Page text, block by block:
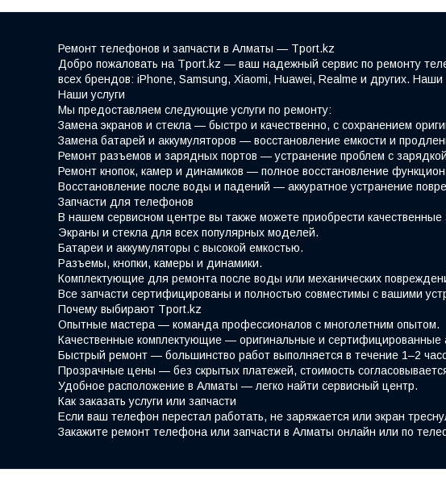
Ремонт телефонов и запчасти в Алматы — Tport.kz
Добро пожаловать на Tport.kz — ваш надежный сервис по ремонту
всех брендов: iPhone, Samsung, Xiaomi, Huawei, Realme и других.
Наши услуги
Мы предоставляем следующие услуги по ремонту:
Замена экранов и стекла — быстро и качественно, с сохранением
Замена батарей и аккумуляторов — восстановление емкости и
Ремонт разъемов и зарядных портов — устранение проблем с
Ремонт кнопок, камер и динамиков — полное восстановление
Восстановление после воды и падений — аккуратное устранение
Запчасти для телефонов
В нашем сервисном центре вы также можете приобрести качественные
Экраны и стекла для всех популярных моделей.
Батареи и аккумуляторы с высокой емкостью.
Разъемы, кнопки, камеры и динамики.
Комплектующие для ремонта после воды или механических
Все запчасти сертифицированы и полностью совместимы с вашими
Почему выбирают Tport.kz
Опытные мастера — команда профессионалов с многолетним опытом.
Качественные комплектующие — оригинальные и сертифицированные
Быстрый ремонт — большинство работ выполняется в течение 1–2
Прозрачные цены — без скрытых платежей, стоимость
Удобное расположение в Алматы — легко найти сервисный центр.
Как заказать услуги или запчасти
Если ваш телефон перестал работать, не заряжается или экран
Закажите ремонт телефона или запчасти в Алматы онлайн или по